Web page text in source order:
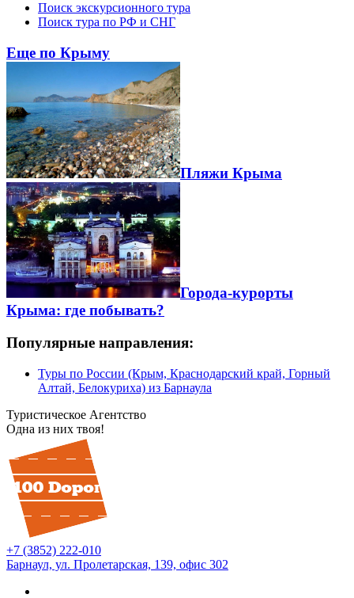
Поиск экскурсионного тура
Поиск тура по РФ и СНГ
Еще по Крыму
Пляжи Крыма
Города-курорты
Крыма: где побывать?
Популярные направления:
Туры по России (Крым, Краснодарский край, Горный
Алтай, Белокуриха) из Барнаула
Туристическое Агентство
Одна из них твоя!
+7 (3852) 222-010
Барнаул, ул. Пролетарская, 139, офис 302